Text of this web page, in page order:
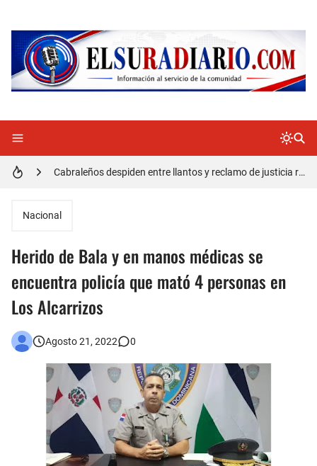
Detienen policía con presunta cocaína en Barahona
Cabraleños despiden entre llantos y reclamo de justicia restos mortales de Yasmel
Distrito Educativo 01-04 de Cabral Cancela a mas de 120 empleados; incluyendo una mujer Embarazada
Nacional
Herido de Bala y en manos médicas se
encuentra policía que mató 4 personas en
Los Alcarrizos
Agosto 21, 2022 0